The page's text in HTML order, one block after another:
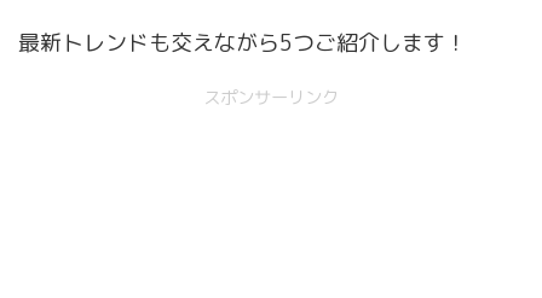
最新トレンドも交えながら5つご紹介します！
スポンサーリンク